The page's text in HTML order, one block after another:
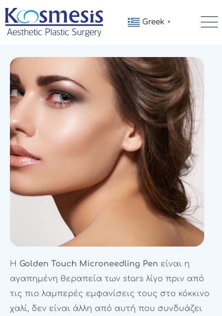
Greek ▼
Η Golden Touch Microneedling Pen είναι η
αγαπημένη θεραπεία των stars λίγο πριν από
τις πιο λαμπερές εμφανίσεις τους στο κόκκινο
χαλί, δεν είναι άλλη από αυτή που συνδυάζει